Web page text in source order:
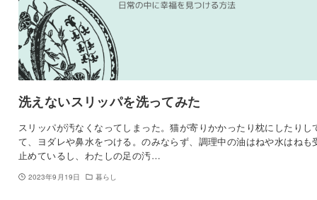
洗えないスリッパを洗ってみた
スリッパが汚なくなってしまった。猫が寄りかかったり枕にしたりし
て、ヨダレや鼻水をつける。のみならず、調理中の油はねや水はねも
止めているし、わたしの足の汚…
2023年9月19日 暮らし